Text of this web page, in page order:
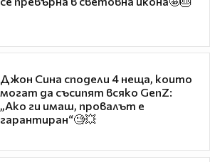
Джон Сина сподели 4 неща, които
могат да съсипят всяко GenZ:
„Ако ги имаш, провалът е
гарантиран“🧐💥